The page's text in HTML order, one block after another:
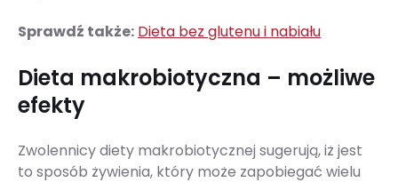
Sprawdź także: Dieta bez glutenu i nabiału
Dieta makrobiotyczna – możliwe
efekty
Zwolennicy diety makrobiotycznej sugerują, iż jest
to sposób żywienia, który może zapobiegać wielu